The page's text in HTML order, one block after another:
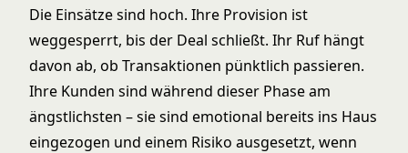
Die Einsätze sind hoch. Ihre Provision ist
weggesperrt, bis der Deal schließt. Ihr Ruf hängt
davon ab, ob Transaktionen pünktlich passieren.
Ihre Kunden sind während dieser Phase am
ängstlichsten – sie sind emotional bereits ins Haus
eingezogen und einem Risiko ausgesetzt, wenn